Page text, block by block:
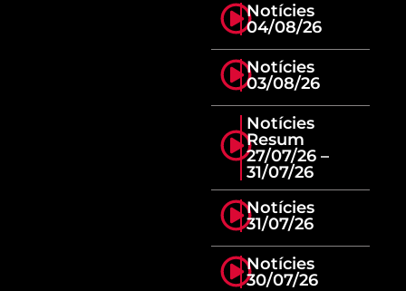
Notícies
04/08/26
Notícies
03/08/26
Notícies
Resum
27/07/26 –
31/07/26
Notícies
31/07/26
Notícies
30/07/26